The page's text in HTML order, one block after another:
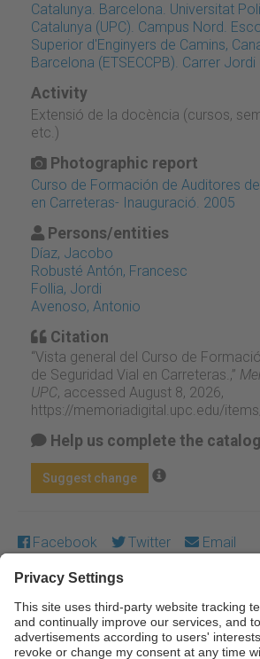
Catalunya. Barcelona. Universitat
Catalunya (UPC). Campus Nord.
Superior d'Enginyers de Camins,
Barcelona (ETSECCPB). Carrer Jordi
Activity
Extensió de la docència (cursos,
etc.)
Photographic report
Curso de Formación de Auditores
en Carreteras- Inauguració. 2005
Persons/entities
Díaz, Jacobo
Robusté Antón, Francesc
Follia, Jordi
Avenoso, Antonio
Citation
“Vista general del Curso de
de Seguridad Vial en Carreteras.,”
UPC, accessed August 8, 2026,
https://memoriadigital.upc.edu/
Help us complete the
Suggest change
Facebook Twitter Email
Except where otherwise noted, content
licensed under a Creative Commons